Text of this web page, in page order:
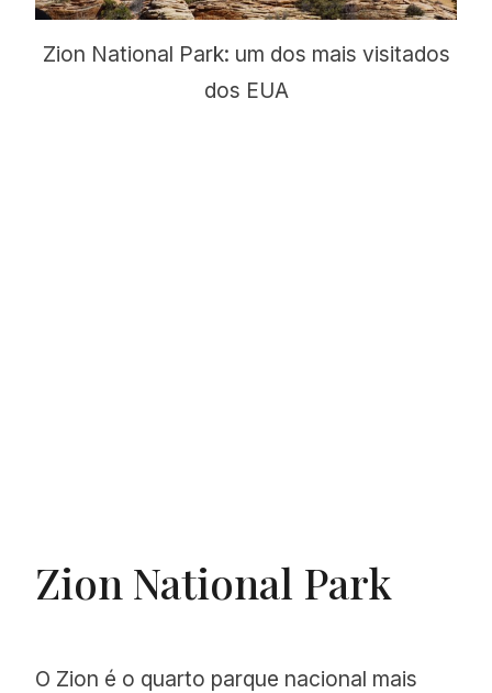
Zion National Park: um dos mais visitados
dos EUA
Zion National Park
O Zion é o quarto parque nacional mais